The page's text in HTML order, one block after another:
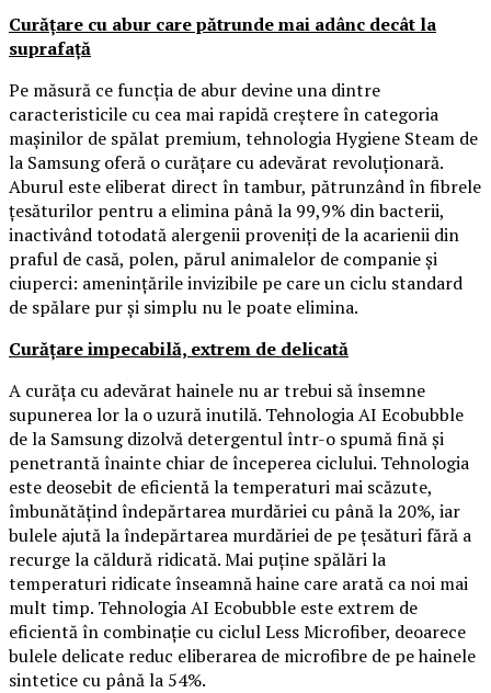
Curățare cu abur care pătrunde mai adânc decât la
suprafață
Pe măsură ce funcția de abur devine una dintre
caracteristicile cu cea mai rapidă creștere în categoria
mașinilor de spălat premium, tehnologia Hygiene Steam de
la Samsung oferă o curățare cu adevărat revoluționară.
Aburul este eliberat direct în tambur, pătrunzând în fibrele
țesăturilor pentru a elimina până la 99,9% din bacterii,
inactivând totodată alergenii proveniți de la acarienii din
praful de casă, polen, părul animalelor de companie și
ciuperci: amenințările invizibile pe care un ciclu standard
de spălare pur și simplu nu le poate elimina.
Curățare impecabilă, extrem de delicată
A curăța cu adevărat hainele nu ar trebui să însemne
supunerea lor la o uzură inutilă. Tehnologia AI Ecobubble
de la Samsung dizolvă detergentul într-o spumă fină și
penetrantă înainte chiar de începerea ciclului. Tehnologia
este deosebit de eficientă la temperaturi mai scăzute,
îmbunătățind îndepărtarea murdăriei cu până la 20%, iar
bulele ajută la îndepărtarea murdăriei de pe țesături fără a
recurge la căldură ridicată. Mai puține spălări la
temperaturi ridicate înseamnă haine care arată ca noi mai
mult timp. Tehnologia AI Ecobubble este extrem de
eficientă în combinație cu ciclul Less Microfiber, deoarece
bulele delicate reduc eliberarea de microfibre de pe hainele
sintetice cu până la 54%.